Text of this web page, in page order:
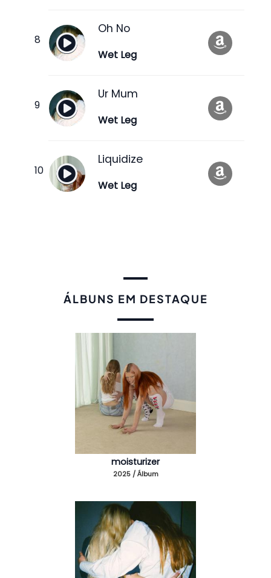
Oh No
Wet Leg
Ur Mum
Wet Leg
Liquidize
Wet Leg
ÁLBUNS EM DESTAQUE
moisturizer
2025 / Álbum